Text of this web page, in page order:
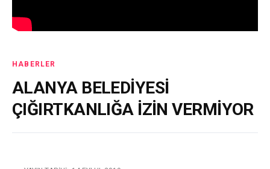
HABERLER
ALANYA BELEDİYESİ
ÇIĞIRTKANLIĞA İZİN VERMİYOR